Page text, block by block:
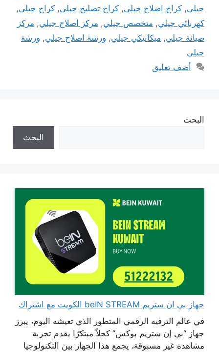
جيلي, كراج اصلاح جيلي, كراج تصليج جيلي, كراج جيلي,
كهربائي جيلي, متخصص جيلي, مركز اصلاح جيلي, مركز
صيانة جيلي, ميكانيكي جيلي, ورشة اصلاح جيلي, ورشة
جيلي
أضف تعليق
البحث
البحث
جهاز بي ان ستريم beIN STREAM الكويت مع اشتراك
في عالم الترفيه الرقمي المتطور الذي تعيشه اليوم، يبرز
جهاز “بي إن ستريم بوكس” كحلاً مبتكرًا يقدم تجربة
مشاهدة غير مسبوقة، يجمع هذا الجهاز بين التكنولوجيا